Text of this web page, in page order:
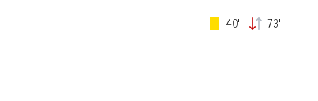
40' 73'